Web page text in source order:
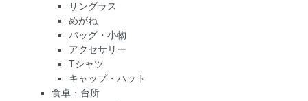
サングラス
めがね
バッグ・小物
アクセサリー
Tシャツ
キャップ・ハット
食卓・台所